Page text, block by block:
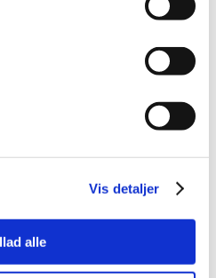
Vis detaljer
alle